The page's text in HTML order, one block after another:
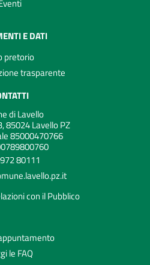
E DATI
pretorio
trasparente
di Lavello
85024 Lavello PZ
85000470766
80111
con il Pubblico
le FAQ